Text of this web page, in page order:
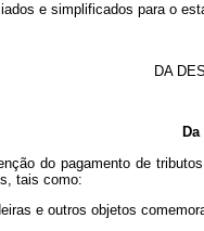
e simplificados para o
DA
do pagamento de
tais como:
e outros objetos